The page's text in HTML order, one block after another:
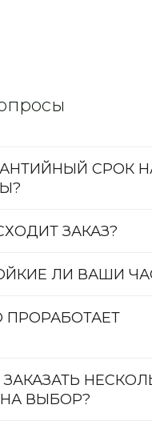
СРОК
ЗАКАЗ?
ЛИ ВАШИ
ПРОРАБОТАЕТ
ВЫБОР?